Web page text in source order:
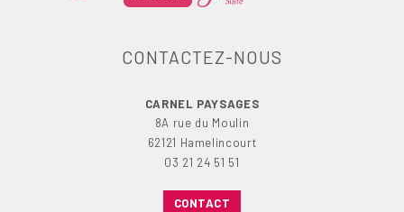
CONTACTEZ-NOUS
CARNEL PAYSAGES
8A rue du Moulin
62121 Hamelincourt
03 21 24 51 51
CONTACT